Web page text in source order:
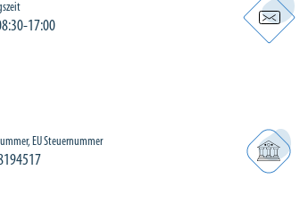
17:00
EU Steuernummer